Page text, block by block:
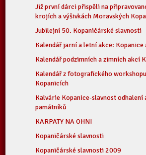
Již první dárci přispěli na
krojích a výšivkách Moravských
Jubilejní 50. Kopaničárské slavnosti
Kalendář jarní a letní akce: Kopanice
Kalendář podzimních a zimních akcí
Kalendář z fotografického
Kopanicích
Kalvárie Kopanice-slavnost odhalení
památníků
KARPATY NA OHNI
Kopaničárské slavnosti
Kopaničárské slavnosti 2009